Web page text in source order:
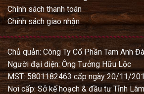
Chính sách thanh toán
Chính sách giao nhận
Chủ quản: Công Ty Cổ Phần Tam Anh
Người đại diện: Ông Tưởng Hữu Lộc
MST: 5801182463 cấp ngày 20/11/
Nơi cấp: Sở kế hoạch & đầu tư Tỉnh